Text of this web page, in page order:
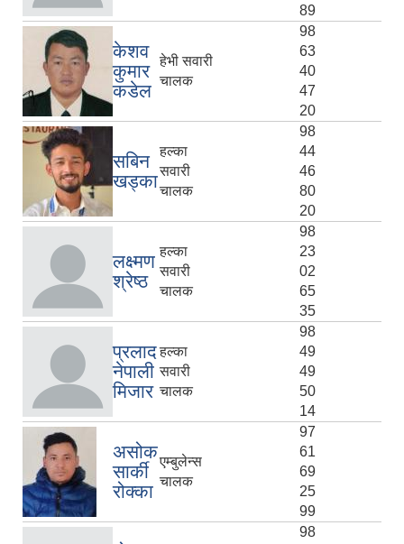
89
केशव
कुमार
कडेल
हेभी सवारी
चालक
98
63
40
47
20
सबिन
खड्का
हल्का
सवारी
चालक
98
44
46
80
20
लक्ष्मण
श्रेष्ठ
हल्का
सवारी
चालक
98
23
02
65
35
प्रलाद
नेपाली
मिजार
हल्का
सवारी
चालक
98
49
49
50
14
असोक
सार्की
रोक्का
एम्बुलेन्स
चालक
97
61
69
25
99
98